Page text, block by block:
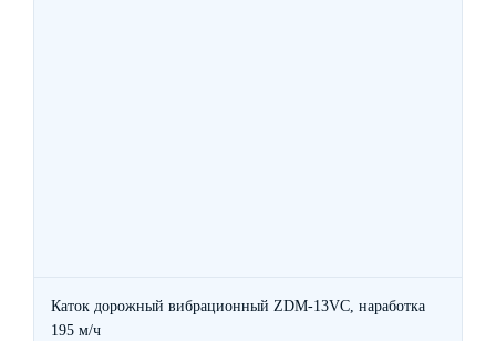
Каток дорожный вибрационный ZDM-13VC, наработка
195 м/ч